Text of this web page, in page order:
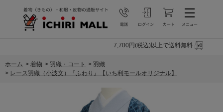
7,700円(税込)以上で送料無料
ホーム > 着物 > 羽織・コート > 羽織
> レース羽織（小波文）『ふわり』【いち利モールオリジナル】